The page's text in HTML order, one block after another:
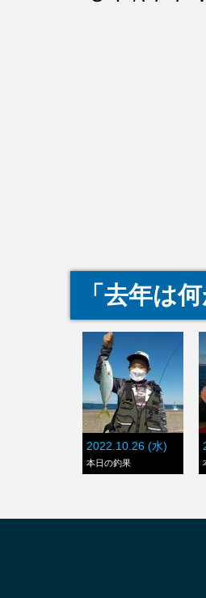
「去年は
2022.10.26 (水)
本日の釣果